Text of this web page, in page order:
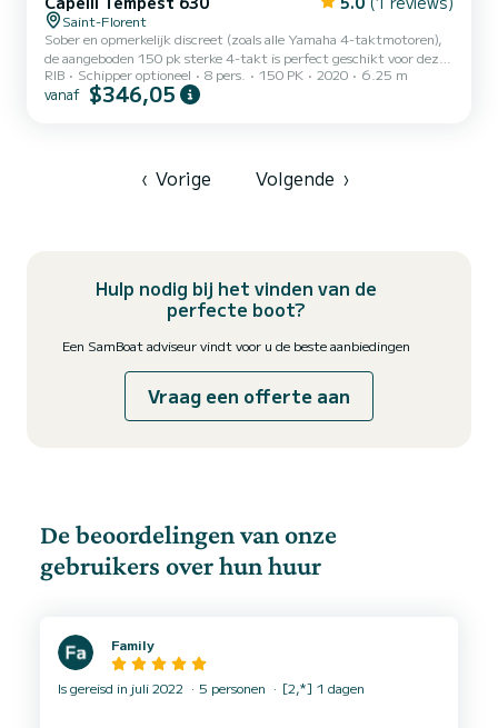
Saint-Florent
Sober en opmerkelijk discreet (zoals alle Yamaha 4-taktmotoren),
de aangeboden 150 pk sterke 4-takt is perfect geschikt voor deze
boot en zorgt voor een kruissnelheid die ruim boven het gemiddelde
ligt. Veiligheid, rijplezier en prestaties zijn aanwezig in dit
RIB Schipper optioneel 8 pers. 150 PK 2020 6.25 m
vanaf $346,05
‹ Vorige Volgende ›
Hulp nodig bij het vinden van de
perfecte boot?
Een SamBoat adviseur vindt voor u de beste aanbiedingen
Vraag een offerte aan
De beoordelingen van onze
gebruikers over hun huur
Family
Is gereisd in juli 2022 5 personen [2,*] 1 dagen